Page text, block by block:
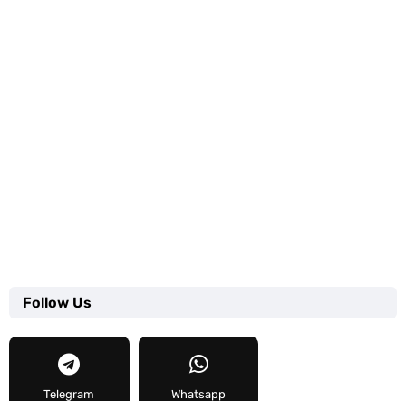
Follow Us
Telegram Whatsapp